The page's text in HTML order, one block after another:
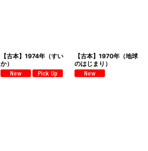
【古本】1974年（すい
か）
【古本】1970年（地球
のはじまり）